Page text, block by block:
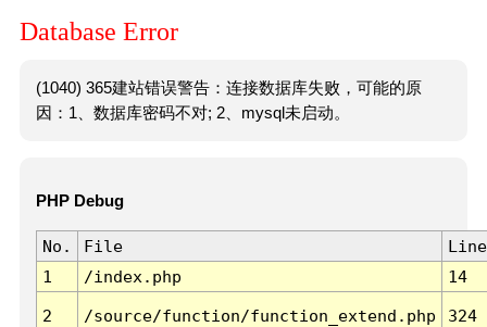
Database Error
(1040) 365建站错误警告：连接数据库失败，可能的原
因：1、数据库密码不对; 2、mysql未启动。
PHP Debug
No. File
Line
1
/index.php 14
2 /source/function/function_extend.php 324